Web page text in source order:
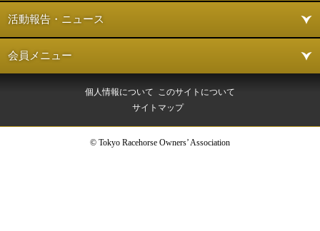
活動報告・ニュース
会員メニュー
個人情報について このサイトについて
サイトマップ
© Tokyo Racehorse Owners’ Association